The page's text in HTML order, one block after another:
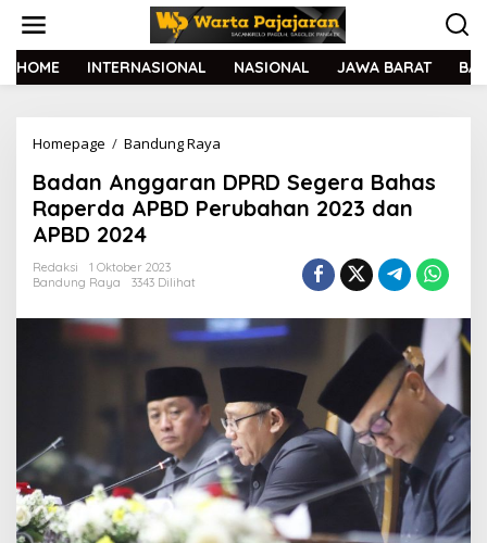
t
HOME INTERNASIONAL NASIONAL JAWA BARAT
Homepage / Bandung Raya
d
a
n
a
r
n
D
P
R
D
S
e
Badan Anggaran DPRD Segera Bahas
Raperda APBD Perubahan 2023 dan
APBD 2024
Redaksi
1 Oktober 2023
Bandung Raya
3343 Dilihat